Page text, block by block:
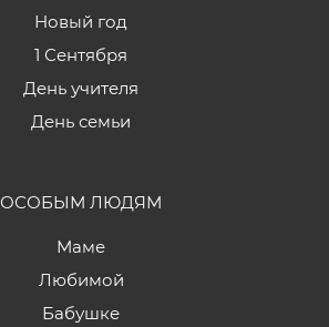
Новый год
1 Сентября
День учителя
День семьи
ОСОБЫМ ЛЮДЯМ
Маме
Любимой
Бабушке